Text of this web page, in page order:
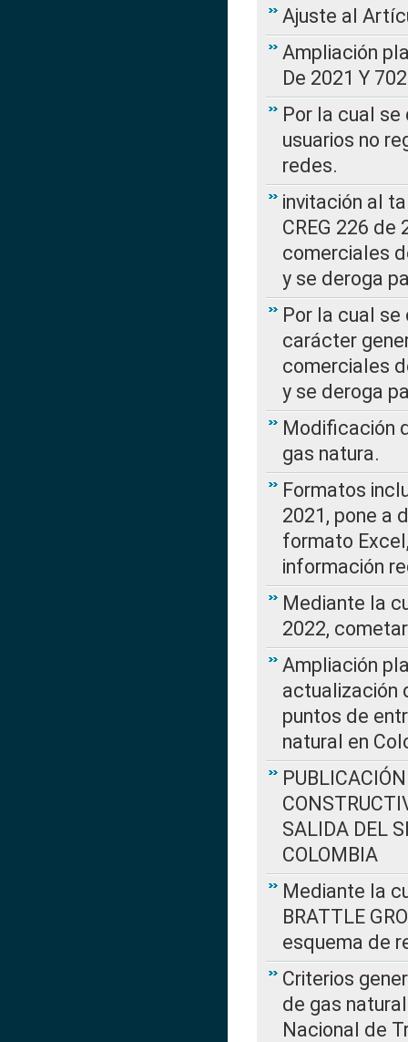
Ajuste al
Ampliación
De 2021 Y
Por la cual
usuarios no
redes.
invitación al
CREG 226
comerciales
y se deroga
Por la cual
carácter
comerciales
y se deroga
Modificación
gas natura.
Formatos
2021, pone a
formato
información
Mediante la
2022,
Ampliación
actualización
puntos de
natural en
SALIDA DEL
COLOMBIA
Mediante la
BRATTLE
esquema de
Criterios
de gas
Nacional de